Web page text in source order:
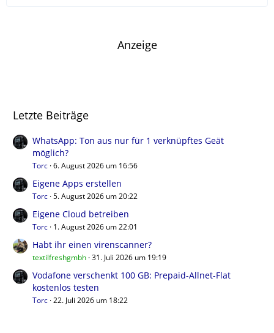
Anzeige
Letzte Beiträge
WhatsApp: Ton aus nur für 1 verknüpftes Geät
möglich?
Torc 6. August 2026 um 16:56
Eigene Apps erstellen
Torc 5. August 2026 um 20:22
Eigene Cloud betreiben
Torc 1. August 2026 um 22:01
Habt ihr einen virenscanner?
textilfreshgmbh 31. Juli 2026 um 19:19
Vodafone verschenkt 100 GB: Prepaid-Allnet-Flat
kostenlos testen
Torc 22. Juli 2026 um 18:22